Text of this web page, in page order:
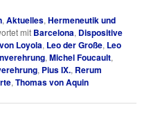
,Aktuelles,Hermeneutik und
mit Barcelona, Dispositive
Loyola, Leo der Große, Leo
,Michel Foucault,
, Pius IX., Rerum
,Thomas von Aquin